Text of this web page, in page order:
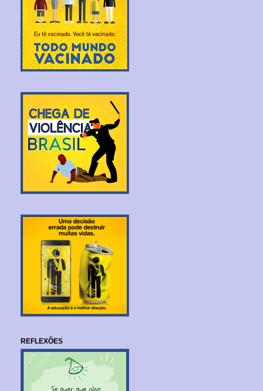
REFLEXÕES